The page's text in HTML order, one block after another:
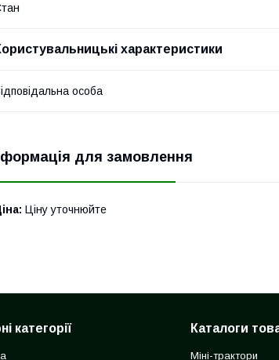
характеристики
особа
для замовлення
Ціну уточнюйте
категорії Каталоги
Міні-трактори